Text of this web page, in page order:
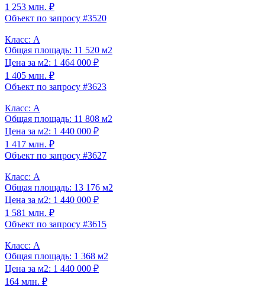
1 253 млн. ₽
Объект по запросу #3520
Класс: A
Общая площадь: 11 520 м2
Цена за м2: 1 464 000 ₽
1 405 млн. ₽
Объект по запросу #3623
Класс: A
Общая площадь: 11 808 м2
Цена за м2: 1 440 000 ₽
1 417 млн. ₽
Объект по запросу #3627
Класс: A
Общая площадь: 13 176 м2
Цена за м2: 1 440 000 ₽
1 581 млн. ₽
Объект по запросу #3615
Класс: A
Общая площадь: 1 368 м2
Цена за м2: 1 440 000 ₽
164 млн. ₽